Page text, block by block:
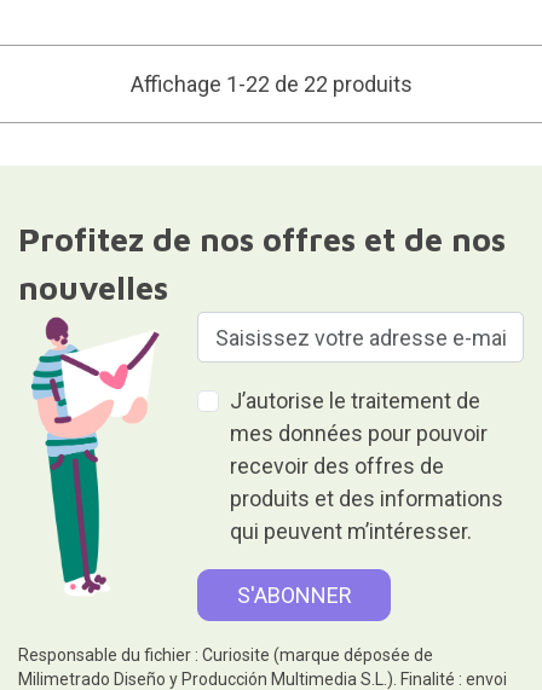
Affichage 1-22 de 22 produits
Profitez de nos offres et de nos
nouvelles
J’autorise le traitement de
mes données pour pouvoir
recevoir des offres de
produits et des informations
qui peuvent m’intéresser.
Responsable du fichier : Curiosite (marque déposée de
Milimetrado Diseño y Producción Multimedia S.L.). Finalité : envoi